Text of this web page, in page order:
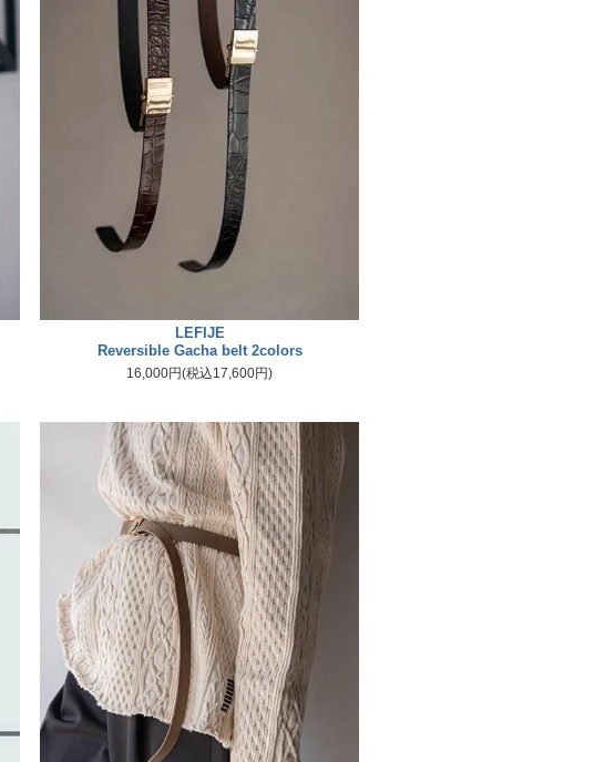
LEFIJE
Reversible Gacha belt 2colors
16,000円(税込17,600円)